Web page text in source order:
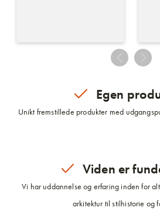
Egen
Unikt fremstillede produkter med
Viden er
Vi har uddannelse og erfaring inden for
arkitektur til stilhistorie og